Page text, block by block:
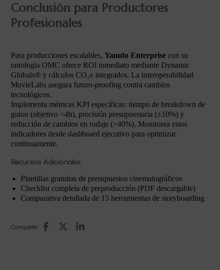
Conclusión para Productores
Profesionales
Para producciones escalables, Yamdu Enterprise con su
ontología OMC ofrece ROI inmediato mediante Dynamic
Globals® y cálculos CO₂e integrados. La interoperabilidad
MovieLabs asegura futuro-proofing contra cambios
tecnológicos.
Implementa métricas KPI específicas: tiempo de breakdown de
guion (objetivo <4h), precisión presupuestaria (±10%) y
reducción de cambios en rodaje (>40%). Monitorea estos
indicadores desde dashboard ejecutivo para optimizar
continuamente.
Recursos Adicionales
Plantillas gratuitas de presupuestos cinematográficos
Checklist completa de preproducción (PDF descargable)
Comparativa detallada de 15 herramientas de storyboarding
Compartir